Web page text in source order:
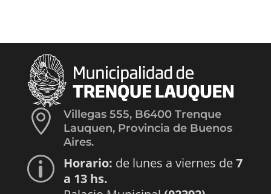

Villegas 555, B6400 Trenque
Lauquen, Provincia de Buenos
Aires.
p Horario: de lunes a viernes de7
a 13 hs.